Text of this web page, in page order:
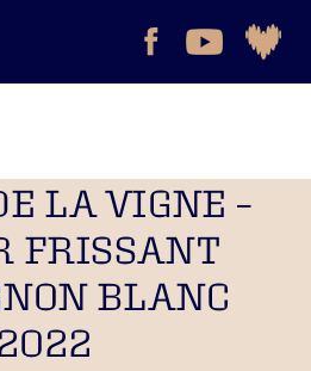
LA VIGNE –
FRISSANT
BLANC